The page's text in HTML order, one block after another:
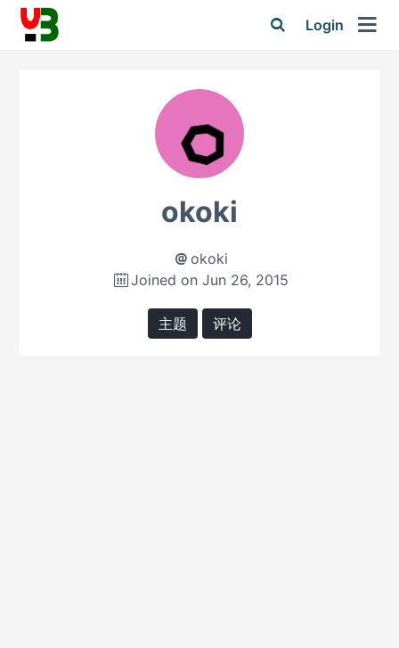
Login
okoki
okoki
Joined on Jun 26, 2015
主题 评论